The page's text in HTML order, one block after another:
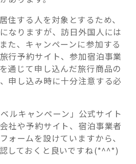
住する人を対象とするため、
なりますが、訪日外国人には
た、キャンペーンに参加する
行予約サイト、参加宿泊事業
通じて申し込んだ旅行商品の
申し込み時に十分注意する必
ルキャンペーン」公式サイト
社や予約サイト、宿泊事業者
ォームを設けていますから、
しておくと良いですね(*^^*)